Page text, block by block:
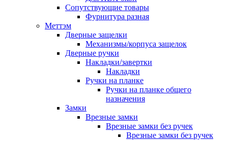
Сопутствующие товары
Фурнитура разная
Меттэм
Дверные защелки
Механизмы/корпуса защелок
Дверные ручки
Накладки/завертки
Накладки
Ручки на планке
Ручки на планке общего
назначения
Замки
Врезные замки
Врезные замки без ручек
Врезные замки без ручек